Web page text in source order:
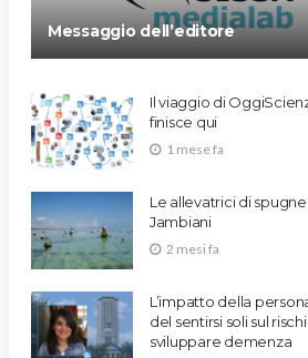
Messaggio dell’editore
Il viaggio di
finisce qui
1 mese fa
Le allevatrici di spugne
Jambiani
2 mesi fa
L’impatto della
del sentirsi soli sul
sviluppare demenza